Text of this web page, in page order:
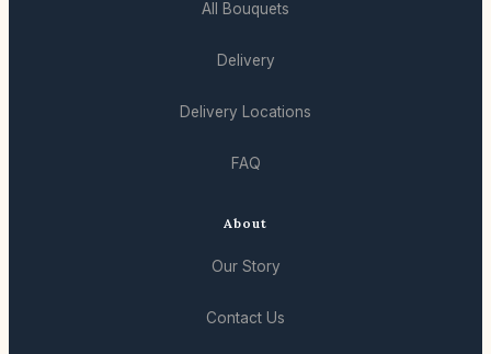
All Bouquets
Delivery
Delivery Locations
FAQ
About
Our Story
Contact Us